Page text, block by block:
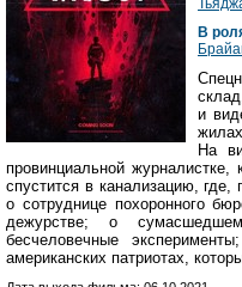
В
и
На
провинциальной журналистке,
спустится в канализацию,
о сотруднице похоронного
дежурстве; о
бесчеловечные
американских патриотах,